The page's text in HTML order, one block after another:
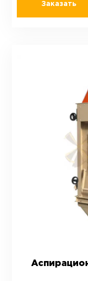
Заказать